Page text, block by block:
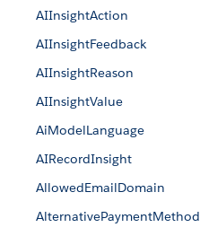
AIInsightAction
AIInsightFeedback
AIInsightReason
AIInsightValue
AiModelLanguage
AIRecordInsight
AllowedEmailDomain
AlternativePaymentMethod